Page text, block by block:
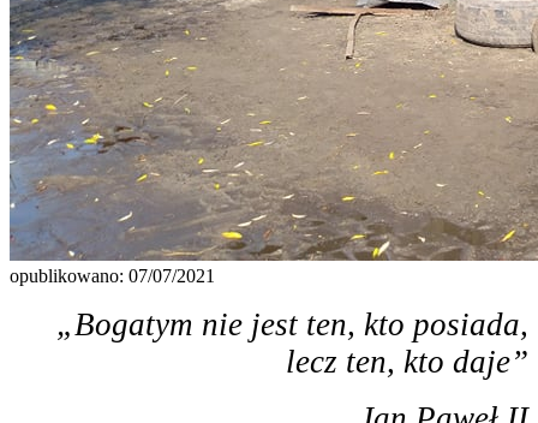
opublikowano: 07/07/2021
„Bogatym nie jest ten, kto posiada,
lecz ten, kto daje”